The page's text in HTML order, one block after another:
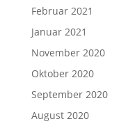
Februar 2021
Januar 2021
November 2020
Oktober 2020
September 2020
August 2020